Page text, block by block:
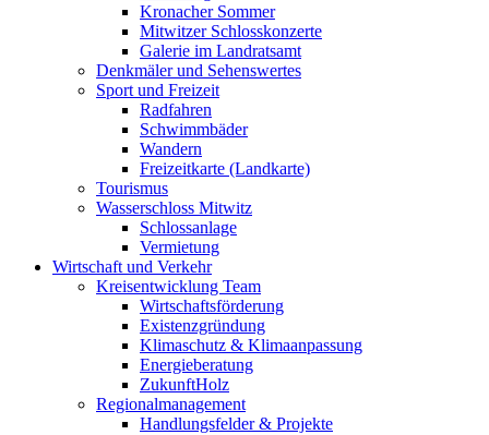
Kronacher Sommer
Mitwitzer Schlosskonzerte
Galerie im Landratsamt
Denkmäler und Sehenswertes
Sport und Freizeit
Radfahren
Schwimmbäder
Wandern
Freizeitkarte (Landkarte)
Tourismus
Wasserschloss Mitwitz
Schlossanlage
Vermietung
Wirtschaft und Verkehr
Kreisentwicklung Team
Wirtschaftsförderung
Existenzgründung
Klimaschutz & Klimaanpassung
Energieberatung
ZukunftHolz
Regionalmanagement
Handlungsfelder & Projekte